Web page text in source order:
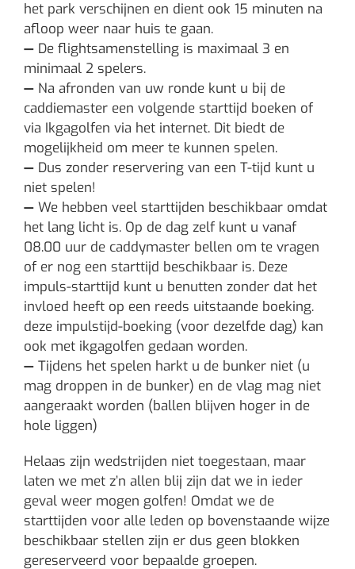
het park verschijnen en dient ook 15 minuten na
afloop weer naar huis te gaan.
— De flightsamenstelling is maximaal 3 en
minimaal 2 spelers.
— Na afronden van uw ronde kunt u bij de
caddiemaster een volgende starttijd boeken of
via Ikgagolfen via het internet. Dit biedt de
mogelijkheid om meer te kunnen spelen.
— Dus zonder reservering van een T-tijd kunt u
niet spelen!
— We hebben veel starttijden beschikbaar omdat
het lang licht is. Op de dag zelf kunt u vanaf
08.00 uur de caddymaster bellen om te vragen
of er nog een starttijd beschikbaar is. Deze
impuls-starttijd kunt u benutten zonder dat het
invloed heeft op een reeds uitstaande boeking.
deze impulstijd-boeking (voor dezelfde dag) kan
ook met ikgagolfen gedaan worden.
— Tijdens het spelen harkt u de bunker niet (u
mag droppen in de bunker) en de vlag mag niet
aangeraakt worden (ballen blijven hoger in de
hole liggen)
Helaas zijn wedstrijden niet toegestaan, maar
laten we met z’n allen blij zijn dat we in ieder
geval weer mogen golfen! Omdat we de
starttijden voor alle leden op bovenstaande wijze
beschikbaar stellen zijn er dus geen blokken
gereserveerd voor bepaalde groepen.